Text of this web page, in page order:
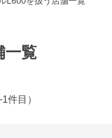
一覧
件目）